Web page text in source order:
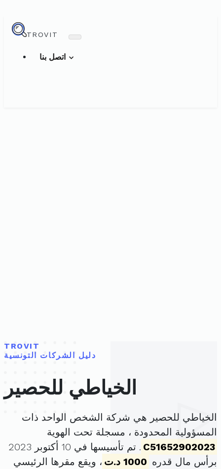
TROVIT
TROVIT
دليل الشركات التونسية
الخياطي للحصير
الخياطي للحصير هي شركة الشخص الواحد ذات
المسؤولية المحدودة ، مسجلة تحت الهوية
C51652902023
. تم تأسيسها في 10 أكتوبر 2023
برأس مال قدره 1000 د.ت
، ويقع مقرها الرئيسي